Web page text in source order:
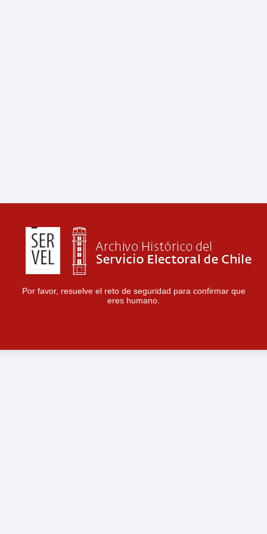
Por favor, resuelve el reto de seguridad para confirmar que
eres humano.